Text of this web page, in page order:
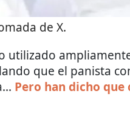
de X.
utilizado
que el panista
Pero han dicho que